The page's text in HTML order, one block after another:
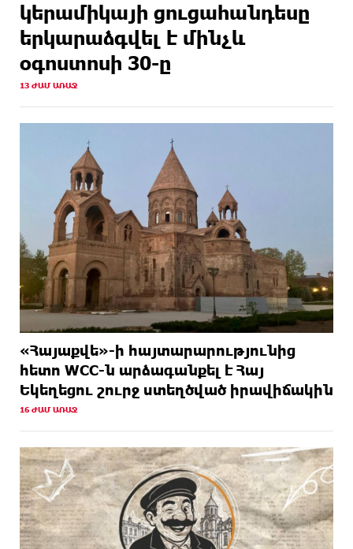
կերամիկայի ցուցահանդեսը
երկարաձգվել է մինչև
օգոստոսի 30-ը
13 ԺԱՄ ԱՌԱՋ
«Հայաքվե»-ի հայտարարությունից
հետո WCC-ն արձագանքել է Հայ
Եկեղեցու շուրջ ստեղծված իրավիճակին
16 ԺԱՄ ԱՌԱՋ